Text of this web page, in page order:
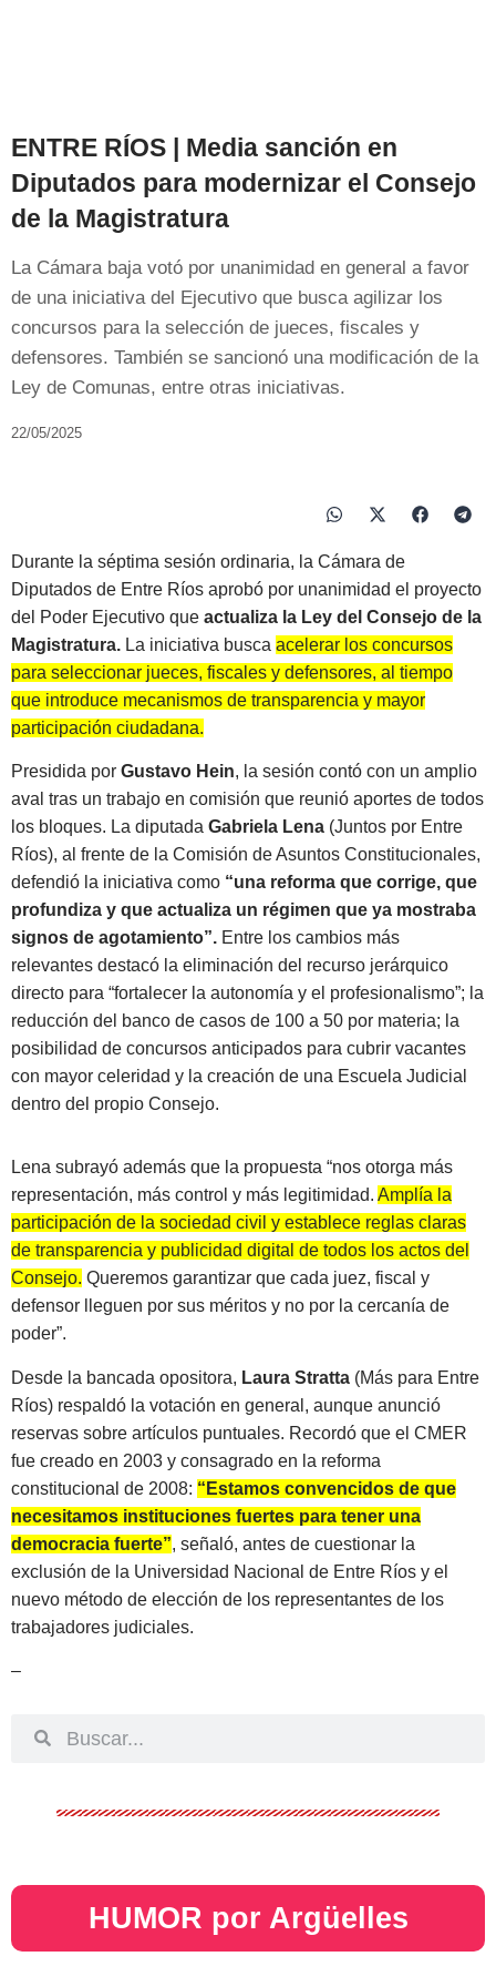
ENTRE RÍOS | Media sanción en
Diputados para modernizar el Consejo
de la Magistratura
La Cámara baja votó por unanimidad en general a favor
de una iniciativa del Ejecutivo que busca agilizar los
concursos para la selección de jueces, fiscales y
defensores. También se sancionó una modificación de la
Ley de Comunas, entre otras iniciativas.
22/05/2025
Durante la séptima sesión ordinaria, la Cámara de
Diputados de Entre Ríos aprobó por unanimidad el proyecto
del Poder Ejecutivo que actualiza la Ley del Consejo de la
Magistratura. La iniciativa busca acelerar los concursos
para seleccionar jueces, fiscales y defensores, al tiempo
que introduce mecanismos de transparencia y mayor
participación ciudadana.
Presidida por Gustavo Hein, la sesión contó con un amplio
aval tras un trabajo en comisión que reunió aportes de todos
los bloques. La diputada Gabriela Lena (Juntos por Entre
Ríos), al frente de la Comisión de Asuntos Constitucionales,
defendió la iniciativa como “una reforma que corrige, que
profundiza y que actualiza un régimen que ya mostraba
signos de agotamiento”. Entre los cambios más
relevantes destacó la eliminación del recurso jerárquico
directo para “fortalecer la autonomía y el profesionalismo”; la
reducción del banco de casos de 100 a 50 por materia; la
posibilidad de concursos anticipados para cubrir vacantes
con mayor celeridad y la creación de una Escuela Judicial
dentro del propio Consejo.
Lena subrayó además que la propuesta “nos otorga más
representación, más control y más legitimidad. Amplía la
participación de la sociedad civil y establece reglas claras
de transparencia y publicidad digital de todos los actos del
Consejo. Queremos garantizar que cada juez, fiscal y
defensor lleguen por sus méritos y no por la cercanía de
poder”.
Desde la bancada opositora, Laura Stratta (Más para Entre
Ríos) respaldó la votación en general, aunque anunció
reservas sobre artículos puntuales. Recordó que el CMER
fue creado en 2003 y consagrado en la reforma
constitucional de 2008: “Estamos convencidos de que
necesitamos instituciones fuertes para tener una
democracia fuerte”, señaló, antes de cuestionar la
exclusión de la Universidad Nacional de Entre Ríos y el
nuevo método de elección de los representantes de los
trabajadores judiciales.
–
HUMOR por Argüelles​